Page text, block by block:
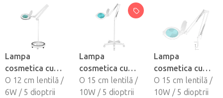
Lampa
cosmetica cu
lupa BeautyOne
LED elegant cu
O 12 cm lentilă /
6W / 5 dioptrii
Lampa
cosmetica cu
lupa BeautyOne
ML6 LED cu
O 15 cm lentilă /
10W / 5 dioptrii
Lampa
cosmetica cu
lupa BeautyOne
ML6 LED
O 15 cm lentilă /
10W / 5 dioptrii